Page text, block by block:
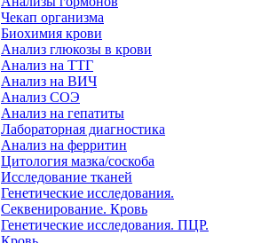
Чекап организма
Биохимия крови
Анализ глюкозы в крови
Анализ на ТТГ
Анализ на ВИЧ
Анализ СОЭ
Анализ на гепатиты
Лабораторная диагностика
Анализ на ферритин
Цитология мазка/соскоба
Исследование тканей
Генетические исследования.
Секвенирование. Кровь
Генетические исследования. ПЦР.